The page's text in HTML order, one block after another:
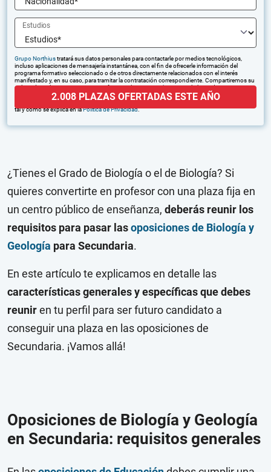
Estudios
Grupo Northiustratará sus datos personales para contactarle por medios tecnológicos,
incluso aplicaciones de mensajería instantánea, con el fin de ofrecerle información del
programa formativo seleccionado o de otros directamente relacionados con el interés
manifestado y, en su caso, para tramitar la contratación correspondiente. Compartiremos su
solicitud con las empresas que conforman el
puedan hacerle llegar la mejor oferta de productos y servicios de acuerdo a su petición.
tal y como se explica en laPolítica de Privacidad.
2.008 PLAZAS OFERTADAS ESTE AÑO
¿Tienes el Grado de Biología o el de Biología? Si
quieres convertirte en profesor con una plaza fija en
un centro público de enseñanza, deberás reunir los
requisitos para pasar lasoposiciones de Biología y
Geología para Secundaria.
En este artículo te explicamos en detalle las
características generales y específicas que debes
reuniren tu perfil para ser futuro candidato a
conseguir una plaza en las oposiciones de
Secundaria. ¡Vamos allá!
Oposiciones de Biología y Geología
en Secundaria: requisitos generales